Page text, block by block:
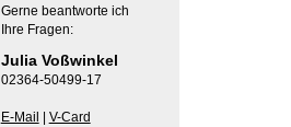
Gerne beantworte ich
Ihre Fragen:
Julia Voßwinkel
02364-50499-17
E-Mail V-Card